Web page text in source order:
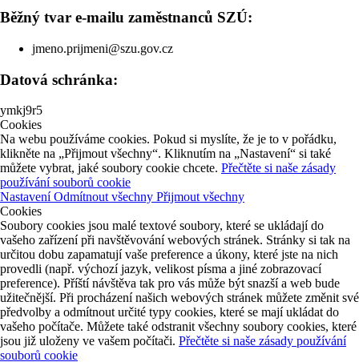
Běžný tvar e-mailu zaměstnanců SZÚ:
jmeno.prijmeni@szu.gov.cz
Datová schránka:
ymkj9r5
Cookies
Na webu používáme cookies. Pokud si myslíte, že je to v pořádku,
klikněte na „Přijmout všechny“. Kliknutím na „Nastavení“ si také
můžete vybrat, jaké soubory cookie chcete. Přečtěte si naše zásady
používání souborů cookie
Nastavení Odmítnout všechny Přijmout všechny
Cookies
Soubory cookies jsou malé textové soubory, které se ukládají do
vašeho zařízení při navštěvování webových stránek. Stránky si tak na
určitou dobu zapamatují vaše preference a úkony, které jste na nich
provedli (např. výchozí jazyk, velikost písma a jiné zobrazovací
preference). Příští návštěva tak pro vás může být snazší a web bude
užitečnější. Při procházení našich webových stránek můžete změnit své
předvolby a odmítnout určité typy cookies, které se mají ukládat do
vašeho počítače. Můžete také odstranit všechny soubory cookies, které
jsou již uloženy ve vašem počítači. Přečtěte si naše zásady používání
souborů cookie